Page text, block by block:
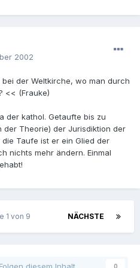
2002
der Weltkirche, wo man durch
<< (Frauke)
der kathol. Getaufte bis zu
Theorie) der Jurisdiktion der
Taufe ist er ein Glied der
nichts mehr ändern. Einmal
NÄCHSTE
1 von 9
0